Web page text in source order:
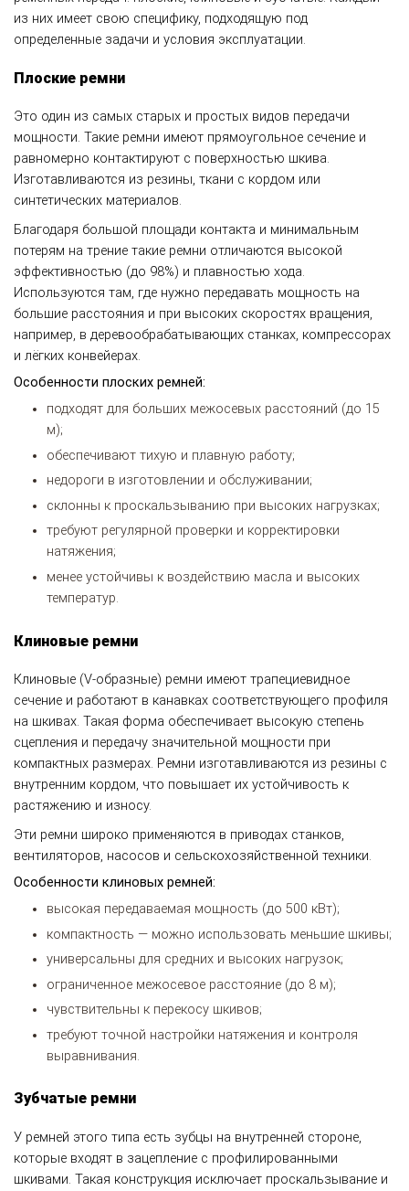
из них имеет свою специфику, подходящую под
определенные задачи и условия эксплуатации.
Плоские ремни
Это один из самых старых и простых видов передачи
мощности. Такие ремни имеют прямоугольное сечение и
равномерно контактируют с поверхностью шкива.
Изготавливаются из резины, ткани с кордом или
синтетических материалов.
Благодаря большой площади контакта и минимальным
потерям на трение такие ремни отличаются высокой
эффективностью (до 98%) и плавностью хода.
Используются там, где нужно передавать мощность на
большие расстояния и при высоких скоростях вращения,
например, в деревообрабатывающих станках, компрессорах
и лёгких конвейерах.
Особенности плоских ремней:
подходят для больших межосевых расстояний (до 15
м);
обеспечивают тихую и плавную работу;
недороги в изготовлении и обслуживании;
склонны к проскальзыванию при высоких нагрузках;
требуют регулярной проверки и корректировки
натяжения;
менее устойчивы к воздействию масла и высоких
температур.
Клиновые ремни
Клиновые (V-образные) ремни имеют трапециевидное
сечение и работают в канавках соответствующего профиля
на шкивах. Такая форма обеспечивает высокую степень
сцепления и передачу значительной мощности при
компактных размерах. Ремни изготавливаются из резины с
внутренним кордом, что повышает их устойчивость к
растяжению и износу.
Эти ремни широко применяются в приводах станков,
вентиляторов, насосов и сельскохозяйственной техники.
Особенности клиновых ремней:
высокая передаваемая мощность (до 500 кВт);
компактность — можно использовать меньшие шкивы;
универсальны для средних и высоких нагрузок;
ограниченное межосевое расстояние (до 8 м);
чувствительны к перекосу шкивов;
требуют точной настройки натяжения и контроля
выравнивания.
Зубчатые ремни
У ремней этого типа есть зубцы на внутренней стороне,
которые входят в зацепление с профилированными
шкивами. Такая конструкция исключает проскальзывание и